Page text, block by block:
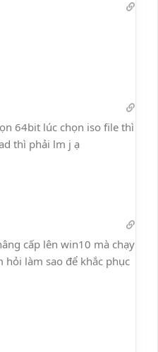
64bit lúc chọn iso file thì
thì phải lm j ạ
cấp lên win10 mà chạy
hỏi làm sao để khắc phục